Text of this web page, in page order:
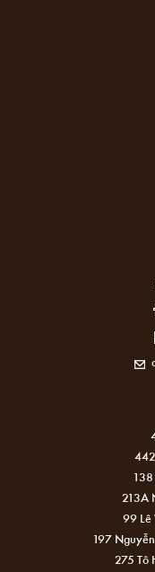
213A
99 Lê
197
275 Tô